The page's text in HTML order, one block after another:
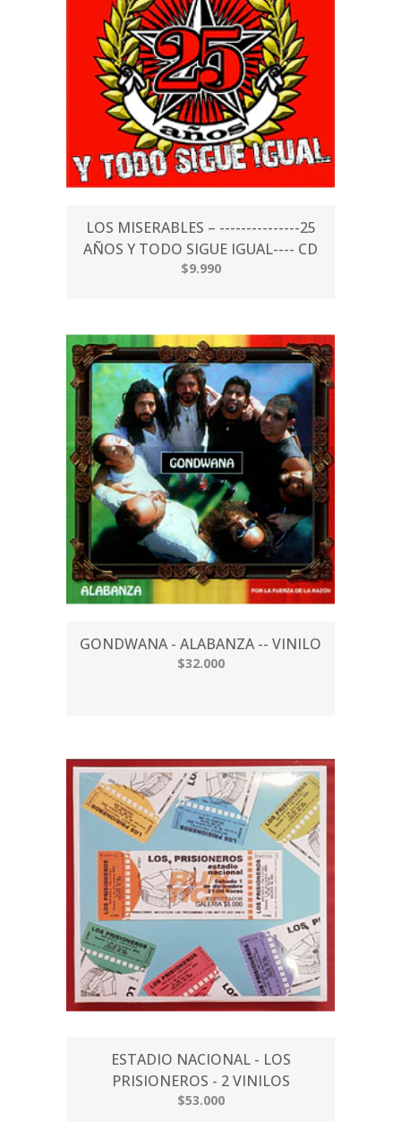
LOS MISERABLES – ---------------25
AÑOS Y TODO SIGUE IGUAL---- CD
$9.990
GONDWANA - ALABANZA -- VINILO
$32.000
ESTADIO NACIONAL - LOS
PRISIONEROS - 2 VINILOS
$53.000